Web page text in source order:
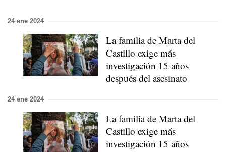
24 ene 2024
La familia de Marta del
Castillo exige más
investigación 15 años
después del asesinato
24 ene 2024
La familia de Marta del
Castillo exige más
investigación 15 años